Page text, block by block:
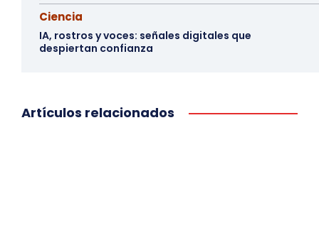
Ciencia
IA, rostros y voces: señales digitales que
despiertan confianza
Artículos relacionados